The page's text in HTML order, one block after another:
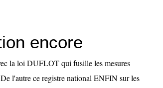
encore
la loi DUFLOT qui fusille les mesures
l'autre ce registre national ENFIN sur les